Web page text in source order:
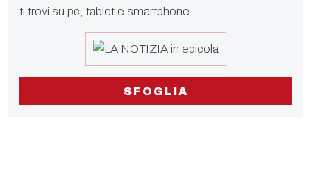
ti trovi su pc, tablet e smartphone.
SFOGLIA